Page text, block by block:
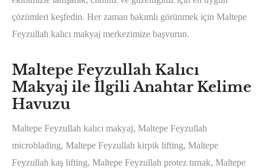
çözümleri keşfedin. Her zaman bakımlı görünmek için Maltepe
Feyzullah kalıcı makyaj merkezimize başvurun.
Maltepe Feyzullah Kalıcı
Makyaj ile İlgili Anahtar Kelime
Havuzu
Maltepe Feyzullah kalıcı makyaj, Maltepe Feyzullah
microblading, Maltepe Feyzullah kirpik lifting, Maltepe
Feyzullah kaş lifting, Maltepe Feyzullah protez tırnak, Maltepe